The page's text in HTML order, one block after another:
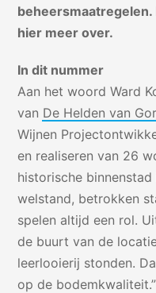
hier meer over.
In dit nummer
Aan het woord Ward
van De Helden van
Wijnen
en realiseren van 26
historische
welstand, betrokken
spelen altijd een rol.
de buurt van de
leerlooierij stonden.
op de bodemkwaliteit.”